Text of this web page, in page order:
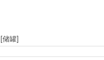
[储罐]